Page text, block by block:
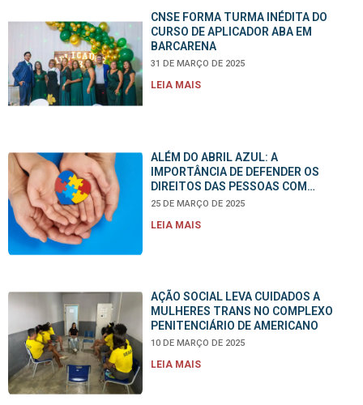
CNSE FORMA TURMA INÉDITA DO
CURSO DE APLICADOR ABA EM
BARCARENA
31 DE MARÇO DE 2025
LEIA MAIS
ALÉM DO ABRIL AZUL: A
IMPORTÂNCIA DE DEFENDER OS
DIREITOS DAS PESSOAS COM
TRANSTORNO DO ESPECTRO
25 DE MARÇO DE 2025
LEIA MAIS
AÇÃO SOCIAL LEVA CUIDADOS A
MULHERES TRANS NO COMPLEXO
PENITENCIÁRIO DE AMERICANO
10 DE MARÇO DE 2025
LEIA MAIS